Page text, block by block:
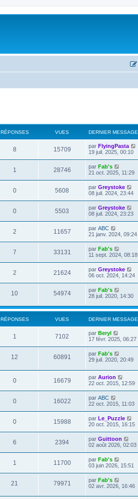
RÉPONSES VUES DERNIER MESSAGE
8 15709 par FlyingPasta
19 juil. 2025, 00:10
1 28746 par Fab's
21 oct. 2025, 11:29
0 5608 par Greystoke
08 juil. 2024, 23:44
0 5503 par Greystoke
08 juil. 2024, 23:23
2 11657 par ABC
21 janv. 2024, 09:24
7 33131 par Fab's
11 sept. 2024, 08:18
2 21624 par Greystoke
06 oct. 2024, 14:24
10 54974 par Fab's
28 juil. 2020, 14:30
RÉPONSES VUES DERNIER MESSAGE
1 7102 par Beryl
17 févr. 2025, 06:27
12 60891 par Fab's
29 juil. 2020, 20:49
0 16679 par Aurion
22 oct. 2015, 12:59
0 16022 par ABC
22 oct. 2015, 11:03
0 15988 par Le_Puzzle
20 oct. 2015, 16:15
6 2394 par Guittoon
02 août 2026, 02:03
1 11700 par Fab's
03 juin 2026, 15:51
21 79971 par Fab's
02 avr. 2026, 16:46